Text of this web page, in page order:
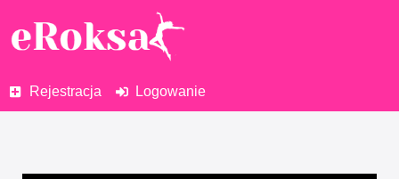
Rejestracja Logowanie